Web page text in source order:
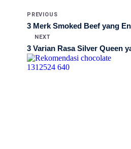
PREVIOUS
3 Merk Smoked Beef yang
NEXT
3 Varian Rasa Silver Queen